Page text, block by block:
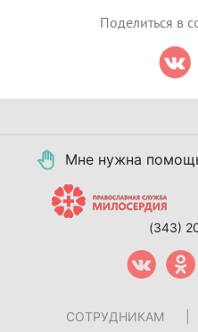
Поделиться в
Мне нужна
(343)
СОТРУДНИКАМ